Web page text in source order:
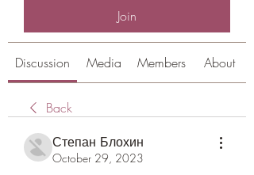
Join
Discussion Media Members About
Back
Степан Блохин
October 29, 2023